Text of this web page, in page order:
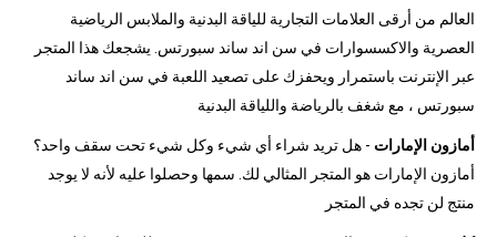
العالم من أرقى العلامات التجارية للياقة البدنية والملابس الرياضية
العصرية والاكسسوارات في سن اند ساند سبورتس. يشجعك هذا المتجر
عبر الإنترنت باستمرار ويحفزك على تصعيد اللعبة في سن اند ساند
سبورتس ، مع شغف بالرياضة واللياقة البدنية
أمازون الإمارات - هل تريد شراء أي شيء وكل شيء تحت سقف واحد؟
أمازون الإمارات هو المتجر المثالي لك. سمها وحصلوا عليه لأنه لا يوجد
منتج لن تجده في المتجر